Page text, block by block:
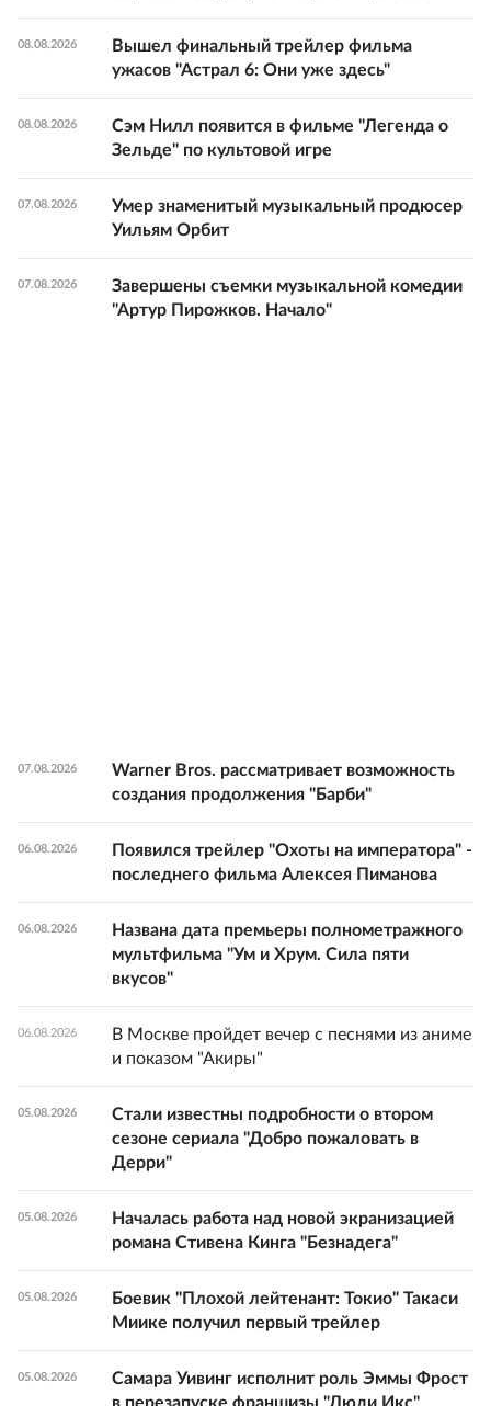
08.08.2026
Вышел финальный трейлер фильма
ужасов "Астрал 6: Они уже здесь"
08.08.2026
Сэм Нилл появится в фильме "Легенда о
Зельде" по культовой игре
07.08.2026
Умер знаменитый музыкальный продюсер
Уильям Орбит
07.08.2026
Завершены съемки музыкальной комедии
"Артур Пирожков. Начало"
07.08.2026
Warner Bros. рассматривает возможность
создания продолжения "Барби"
06.08.2026
Появился трейлер "Охоты на императора" -
последнего фильма Алексея Пиманова
06.08.2026
Названа дата премьеры полнометражного
мультфильма "Ум и Хрум. Сила пяти
вкусов"
06.08.2026
В Москве пройдет вечер с песнями из аниме
и показом "Акиры"
05.08.2026
Стали известны подробности о втором
сезоне сериала "Добро пожаловать в
Дерри"
05.08.2026
Началась работа над новой экранизацией
романа Стивена Кинга "Безнадега"
05.08.2026
Боевик "Плохой лейтенант: Токио" Такаси
Миике получил первый трейлер
05.08.2026
Самара Уивинг исполнит роль Эммы Фрост